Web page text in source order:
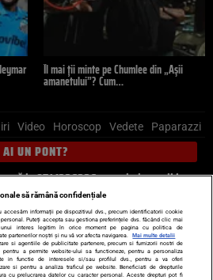
Îl mai ții minte pe Chumlee din „Așii
amanetului”? Cum…
Video Horoscop Vedete Paparazzi
AI UN PONT?
la 0741226226 sau trimite mail la
Știri externe
Politică
Iubirii Dictionar de vise
LIFE STYLE
Horoscop
să rămână confidențiale
informații pe dispozitivul dvs., precum identificatorii cookie
Puteți accepta sau gestiona preferințele dvs. făcând clic mai
interes legitim în orice moment pe pagina cu politica de
partenerilor noștri și nu vă vor afecta navigarea.
Mai multe detalii
si agentiile de publicitate partenere, precum si furnizorii nostri de
a permite website-ului sa functioneze, pentru a personaliza
in functie de interesele si/sau profilul dvs., pentru a va oferi
si pentru a analiza traficul pe website. Beneficiati de drepturile
cu prelucrarea datelor cu caracter personal. Aceste drepturi pot fi